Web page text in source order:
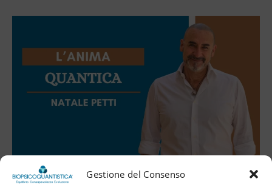
Gestione del Consenso
L’Anima Quantistica